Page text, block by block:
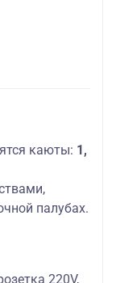
каюты: 1,
палубах.
220V,